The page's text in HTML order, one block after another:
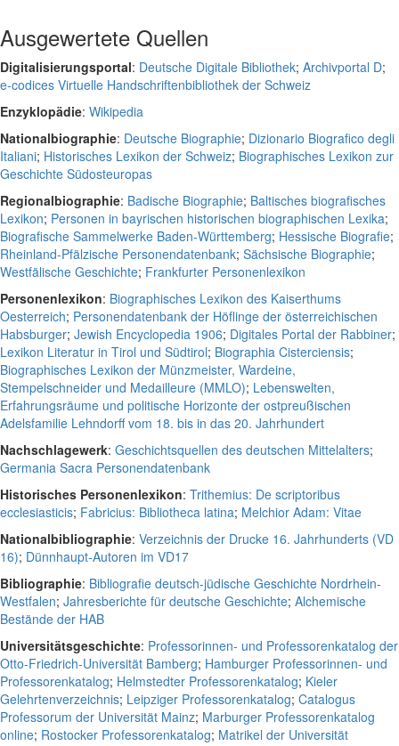
Ausgewertete Quellen
Digitalisierungsportal: Deutsche Digitale Bibliothek; Archivportal D;
e-codices Virtuelle Handschriftenbibliothek der Schweiz
Enzyklopädie: Wikipedia
Nationalbiographie: Deutsche Biographie; Dizionario Biografico degli
Italiani; Historisches Lexikon der Schweiz; Biographisches Lexikon zur
Geschichte Südosteuropas
Regionalbiographie: Badische Biographie; Baltisches biografisches
Lexikon; Personen in bayrischen historischen biographischen Lexika;
Biografische Sammelwerke Baden-Württemberg; Hessische Biografie;
Rheinland-Pfälzische Personendatenbank; Sächsische Biographie;
Westfälische Geschichte; Frankfurter Personenlexikon
Personenlexikon: Biographisches Lexikon des Kaiserthums
Oesterreich; Personendatenbank der Höflinge der österreichischen
Habsburger; Jewish Encyclopedia 1906; Digitales Portal der Rabbiner;
Lexikon Literatur in Tirol und Südtirol; Biographia Cisterciensis;
Biographisches Lexikon der Münzmeister, Wardeine,
Stempelschneider und Medailleure (MMLO); Lebenswelten,
Erfahrungsräume und politische Horizonte der ostpreußischen
Adelsfamilie Lehndorff vom 18. bis in das 20. Jahrhundert
Nachschlagewerk: Geschichtsquellen des deutschen Mittelalters;
Germania Sacra Personendatenbank
Historisches Personenlexikon: Trithemius: De scriptoribus
ecclesiasticis; Fabricius: Bibliotheca latina; Melchior Adam: Vitae
Nationalbibliographie: Verzeichnis der Drucke 16. Jahrhunderts (VD
16); Dünnhaupt-Autoren im VD17
Bibliographie: Bibliografie deutsch-jüdische Geschichte Nordrhein-
Westfalen; Jahresberichte für deutsche Geschichte; Alchemische
Bestände der HAB
Universitätsgeschichte: Professorinnen- und Professorenkatalog der
Otto-Friedrich-Universität Bamberg; Hamburger Professorinnen- und
Professorenkatalog; Helmstedter Professorenkatalog; Kieler
Gelehrtenverzeichnis; Leipziger Professorenkatalog; Catalogus
Professorum der Universität Mainz; Marburger Professorenkatalog
online; Rostocker Professorenkatalog; Matrikel der Universität